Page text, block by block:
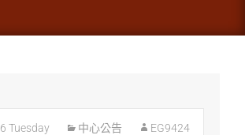
Tuesday 中心公告 EG9424